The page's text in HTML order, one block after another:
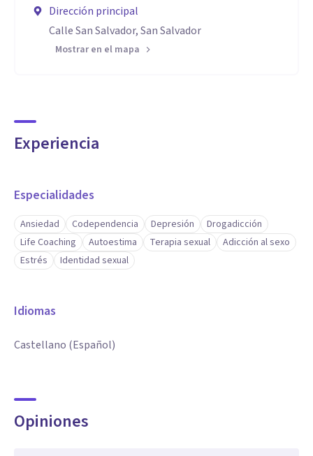
Dirección principal
Calle San Salvador, San Salvador
Mostrar en el mapa
Experiencia
Especialidades
Ansiedad Codependencia Depresión
Drogadicción
Life Coaching
Autoestima Terapia sexual
Adicción al sexo
Estrés
Identidad sexual
Idiomas
Castellano (Español)
Opiniones